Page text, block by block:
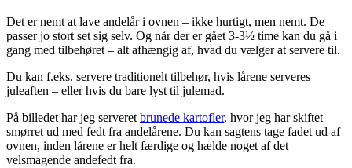
Det er nemt at lave andelår i ovnen – ikke hurtigt, men nemt. De
passer jo stort set sig selv. Og når der er gået 3-3½ time kan du gå i
gang med tilbehøret – alt afhængig af, hvad du vælger at servere til.
Du kan f.eks. servere traditionelt tilbehør, hvis lårene serveres
juleaften – eller hvis du bare lyst til julemad.
På billedet har jeg serveretbrunede kartofler, hvor jeg har skiftet
smørret ud med fedt fra andelårene. Du kan sagtens tage fadet ud af
ovnen, inden lårene er helt færdige og hælde noget af det
velsmagende andefedt fra.